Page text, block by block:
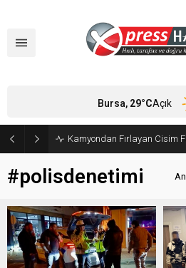
Bursa, 29°CAçık
#polisdenetimi